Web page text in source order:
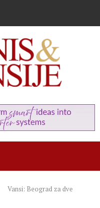
Vansi: Beograd za dve